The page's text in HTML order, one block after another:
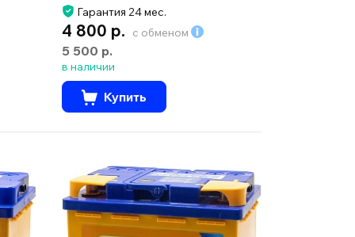
Гарантия 24 мес.
4 800 р. с обменом
5 500 р.
в наличии
Купить